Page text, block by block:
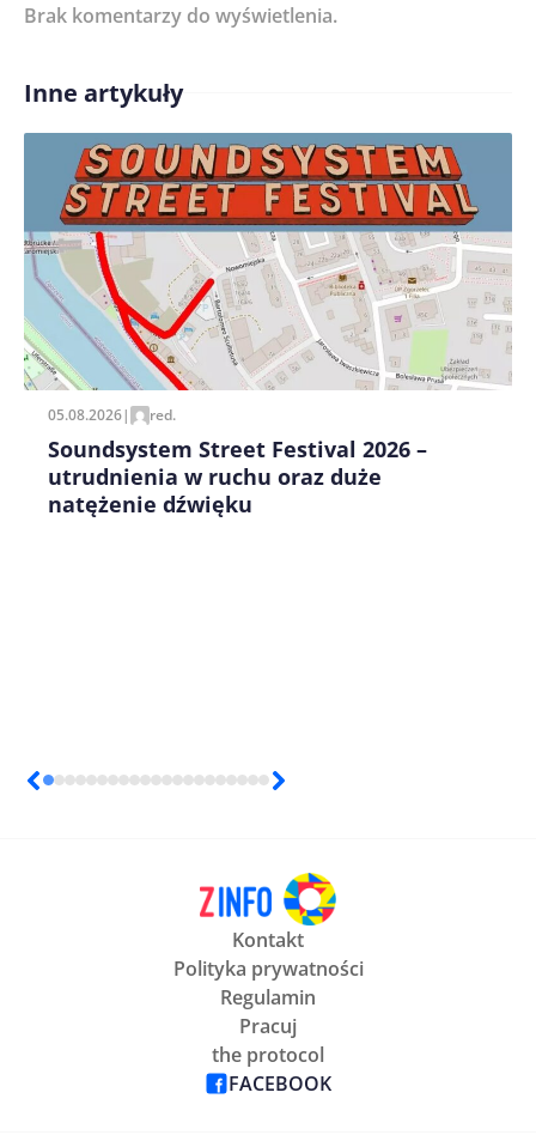
Treść komentarza*
Imię/ Nick*
Zapamiętaj moje dane w tej przeglądarce podczas
pisania kolejnych komentarzy.
Brak komentarzy do wyświetlenia.
Inne artykuły
05.08.2026| red.
Soundsystem Street Festival 2026 –
utrudnienia w ruchu oraz duże
natężenie dźwięku
Kontakt
Polityka prywatności
Regulamin
Pracuj
the protocol
FACEBOOK